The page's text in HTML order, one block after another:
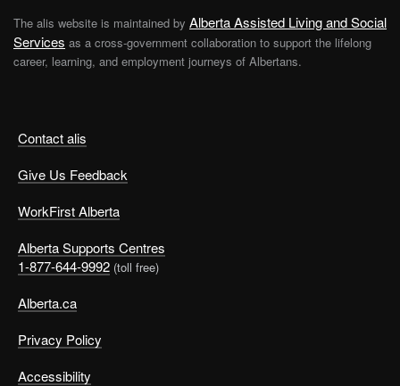
Contact alis
Give Us Feedback
WorkFirst Alberta
Alberta Supports Centres
1-877-644-9992 (toll free)
Alberta.ca
Privacy Policy
Accessibility
The alis website is maintained by Alberta Assisted Living and Social
Services as a cross-government collaboration to support the lifelong
career, learning, and employment journeys of Albertans.